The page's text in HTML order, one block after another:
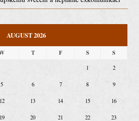
AUGUST 2026
T F S S
1 2
5 6 7 8 9
12 13 14 15 16
19 20 21 22 23